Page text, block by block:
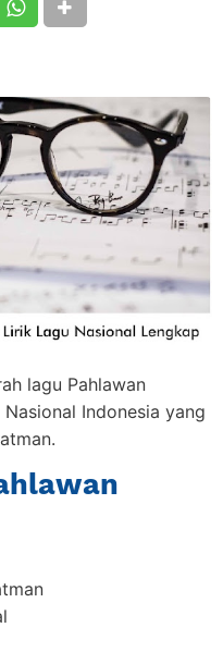
lagu Pahlawan
Indonesia yang